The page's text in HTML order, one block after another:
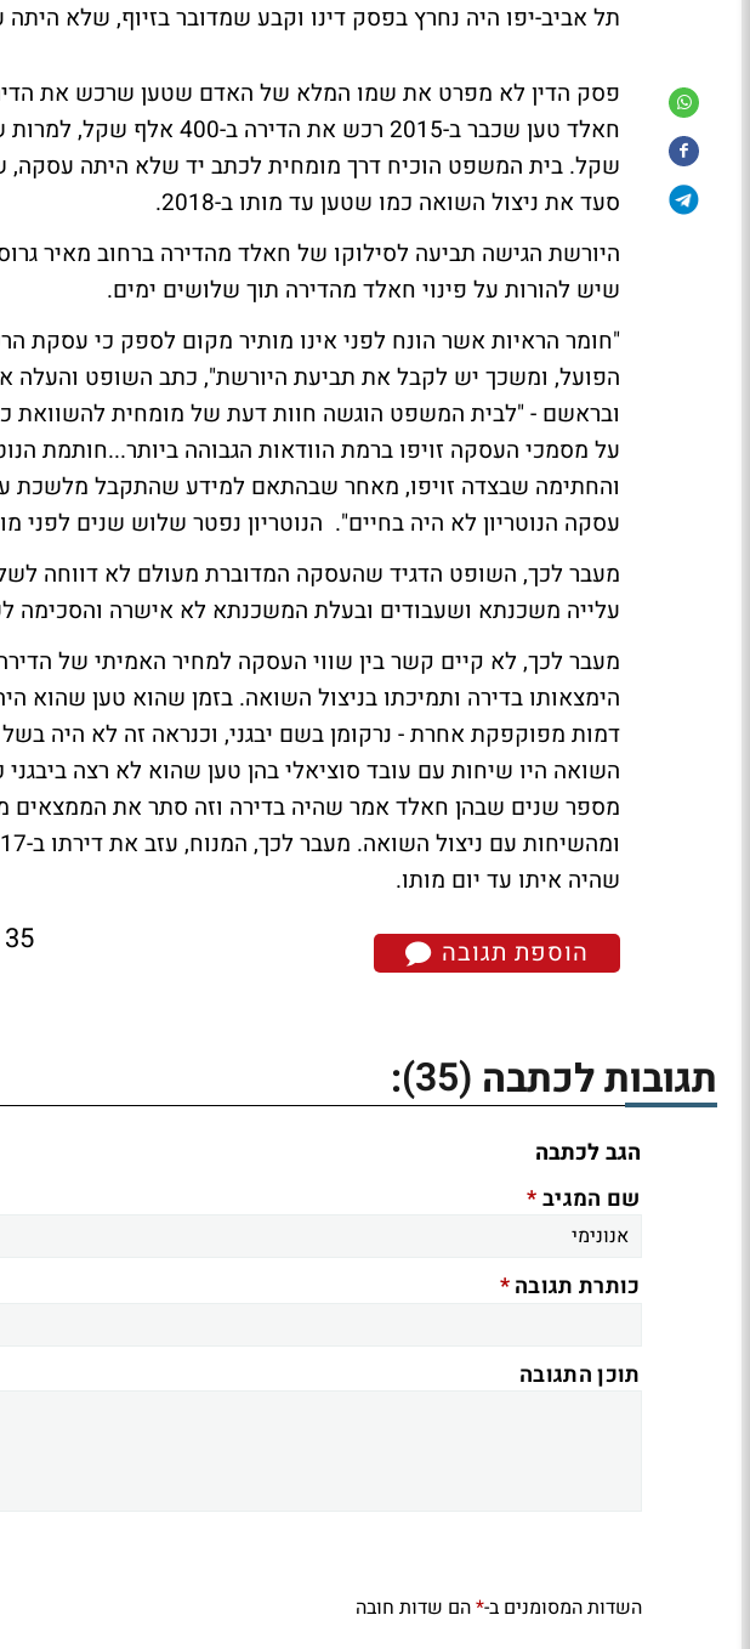
תל אביב-יפו היה נחרץ בפסק דינו וקבע שמדובר בזיוף, שלא
פסק הדין לא מפרט את שמו המלא של האדם שטען שרכש את
שקל. בית המשפט הוכיח דרך מומחית לכתב יד שלא היתה עסקה,
סעד את ניצול השואה כמו שטען עד מותו ב-2018.
היורשת הגישה תביעה לסילוקו של חאלד מהדירה ברחוב מאיר
שיש להורות על פינוי חאלד מהדירה תוך שלושים ימים.
"חומר הראיות אשר הונח לפני אינו מותיר מקום לספק כי עסקת
הפועל, ומשכך יש לקבל את תביעת היורשת", כתב השופט והעלה
ובראשם - "לבית המשפט הוגשה חוות דעת של מומחית להשוואת
על מסמכי העסקה זויפו ברמת הוודאות הגבוהה ביותר...חותמת
והחתימה שבצדה זויפו, מאחר שבהתאם למידע שהתקבל מלשכת
עסקה הנוטריון לא היה בחיים". הנוטריון נפטר שלוש שנים לפני
מעבר לכך, השופט הדגיד שהעסקה המדוברת מעולם לא דווחה
עלייה משכנתא ושעבודים ובעלת המשכנתא לא אישרה והסכימה
מעבר לכך, לא קיים קשר בין שווי העסקה למחיר האמיתי של
הימצאותו בדירה ותמיכתו בניצול השואה. בזמן שהוא טען שהוא
דמות מפוקפקת אחרת - נרקומן בשם יבגני, וכנראה זה לא היה בשל
השואה היו שיחות עם עובד סוציאלי בהן טען שהוא לא רצה
מספר שנים שבהן חאלד אמר שהיה בדירה וזה סתר את הממצאים
שהיה איתו עד יום מותו.
הוספת תגובה 35 תגובות
תגובות לכתבה (35)
:
הגב לכתבה
שם המגיב*
כותרת תגובה*
תוכן התגובה
השדות המסומנים ב-*הם שדות חובה